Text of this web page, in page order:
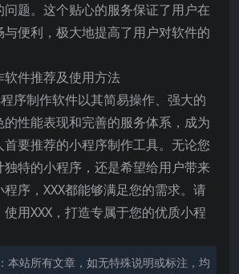
题。这个贴心的服务保证了用户在
便利，极大地提高了用户对软件的
序制作软件以其简易操作、强大的
性能表现和完善的服务体系，成为
要推荐的小程序制作工具。无论您
独特的小程序，还是希望给用户带来
序，XXX都能够满足您的需求。请
用XXX，打造专属于您的优质小程
本站所有文章，如无特殊说明或标注，均